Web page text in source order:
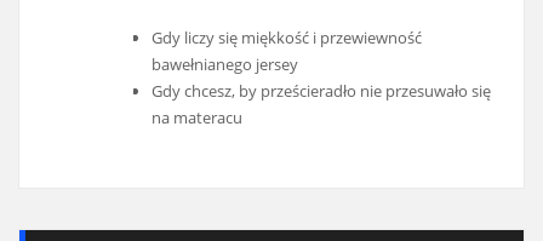
Gdy liczy się miękkość i przewiewność
bawełnianego jersey
Gdy chcesz, by prześcieradło nie przesuwało się
na materacu